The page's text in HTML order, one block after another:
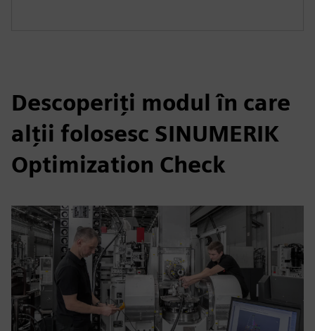
Descoperiți modul în care
alții folosesc SINUMERIK
Optimization Check